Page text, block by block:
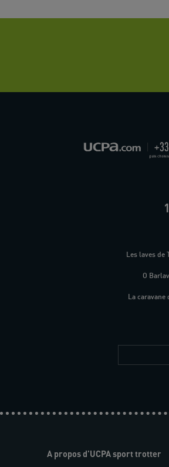
Les laves de
O
La caravane
A propos d'UCPA sport trotter